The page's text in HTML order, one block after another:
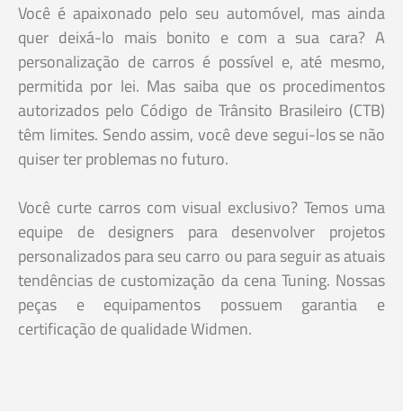
Você é apaixonado pelo seu automóvel, mas ainda
quer deixá-lo mais bonito e com a sua cara? A
personalização de carros é possível e, até mesmo,
permitida por lei. Mas saiba que os procedimentos
autorizados pelo Código de Trânsito Brasileiro (CTB)
têm limites. Sendo assim, você deve segui-los se não
quiser ter problemas no futuro.
Você curte carros com visual exclusivo? Temos uma
equipe de designers para desenvolver projetos
personalizados para seu carro ou para seguir as atuais
tendências de customização da cena Tuning. Nossas
peças e equipamentos possuem garantia e
certificação de qualidade Widmen.